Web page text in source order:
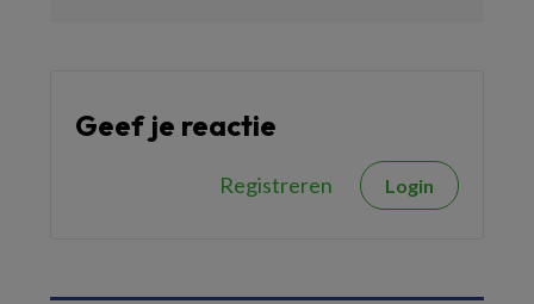
Geef je reactie
Registreren Login